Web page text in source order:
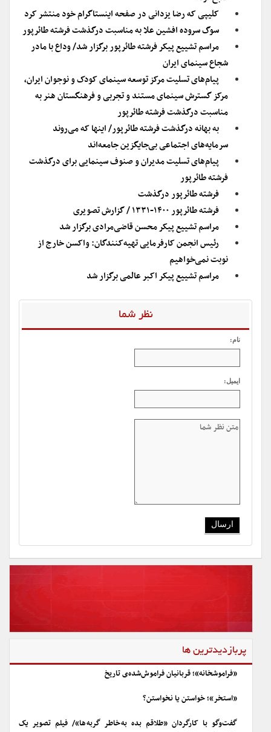
کلیپی که رضا یزدانی در صفحه اینستاگرام خود منتشر کرد
سوگ سروده افشین علا به مناسبت درگذشت فرشته طائرپور
مراسم تشییع پیکر فرشته طائرپور برگزار شد/ وداع با مادر
شجاع سینمای ایران
پیام‌های تسلیت مرکز توسعه سینمای کودک و نوجوان ایران،
مرکز گسترش سینمای مستند و تجربی و فرهنگستان هنر به
مناسبت درگذشت فرشته طائرپور
به بهانه درگذشت فرشته طائرپور/ اینها که می‌روند
سرمایه‌های اجتماعی بی‌جایگزین جامعه‌اند
پیام‌های تسلیت مدیران و صنوف سینمایی برای درگذشت
فرشته طائرپور
فرشته طائرپور درگذشت
فرشته طائرپور ۱۴۰۰-۱۳۳۱ / گزارش تصویری
مراسم تشییع پیکر محسن قاضی‌مرادی برگزار شد
رئیس انجمن کارفرمایی تهیه‌کنندگان: واکسن خارج از
نوبت نمی‌خواهیم
مراسم تشییع پیکر اکبر عالمی برگزار شد
نظر شما
نام:
ایمیل:
پربازدیدترین ها
«فراموشخانه»؛ قربانیان فراموش‌شده‌ی تاریخ
«استخر»؛ خواستن یا نخواستن؟
گفت‌وگو با کارگردان «طلاقم بده به خاطر گربه ها»/ فیلم تصویر یک